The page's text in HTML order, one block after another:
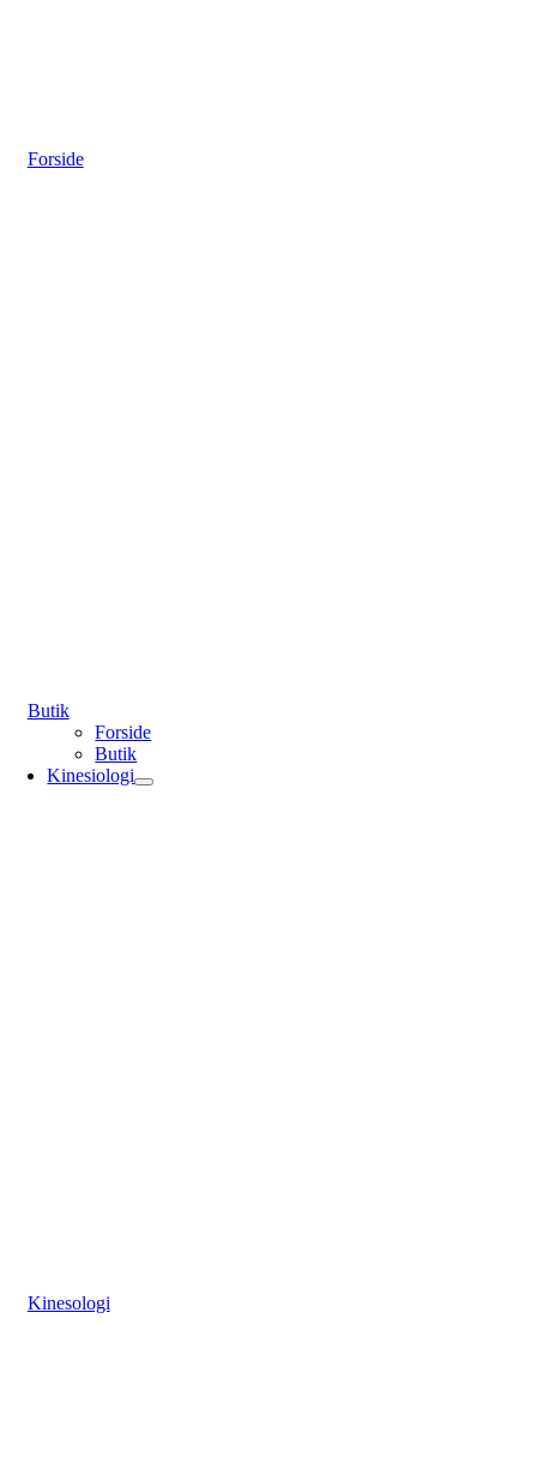
Forside
Butik
Forside
Butik
Kinesiologi
Kinesologi